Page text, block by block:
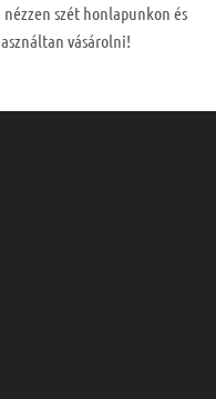
szét honlapunkon és
vásárolni!